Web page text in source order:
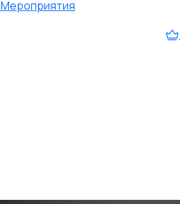
Мероприятия